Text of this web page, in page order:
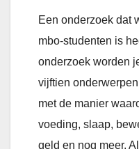
Een onderzoek dat
mbo-studenten is
onderzoek worden
vijftien
met de manier
voeding, slaap,
geld en nog meer.